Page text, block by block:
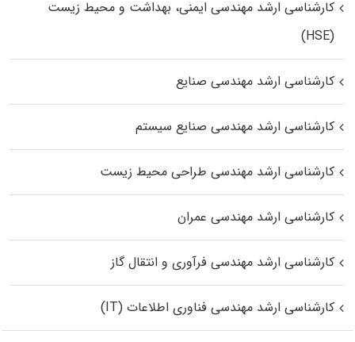
کارشناسی ارشد مهندسی ایمنی، بهداشت و محیط زیست
(HSE)
کارشناسی ارشد مهندسی صنایع
کارشناسی ارشد مهندسی صنایع سیستم
کارشناسی ارشد مهندسی طراحی محیط زیست
کارشناسی ارشد مهندسی عمران
کارشناسی ارشد مهندسی فرآوری و انتقال گاز
کارشناسی ارشد مهندسی فناوری اطلاعات (IT)